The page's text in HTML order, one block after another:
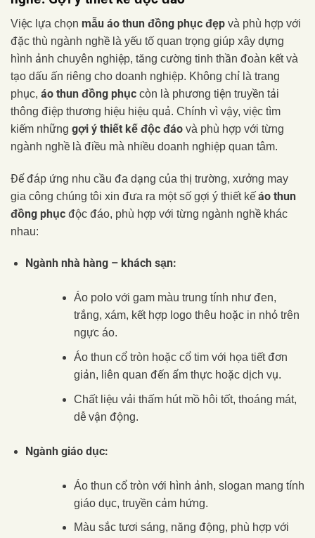
Việc lựa chọn mẫu áo thun đồng phục đẹp và phù hợp với
đặc thù ngành nghề là yếu tố quan trọng giúp xây dựng
hình ảnh chuyên nghiệp, tăng cường tinh thần đoàn kết và
tạo dấu ấn riêng cho doanh nghiệp. Không chỉ là trang
phục, áo thun đồng phục còn là phương tiện truyền tải
thông điệp thương hiệu hiệu quả. Chính vì vậy, việc tìm
kiếm những gợi ý thiết kế độc đáo và phù hợp với từng
ngành nghề là điều mà nhiều doanh nghiệp quan tâm.
Để đáp ứng nhu cầu đa dạng của thị trường, xưởng may
gia công chúng tôi xin đưa ra một số gợi ý thiết kếáo thun
đồng phục độc đáo, phù hợp với từng ngành nghề khác
nhau:
Ngành nhà hàng – khách sạn:
Áo polo với gam màu trung tính như đen,
trắng, xám, kết hợp logo thêu hoặc in nhỏ trên
ngực áo.
Áo thun cổ tròn hoặc cổ tim với họa tiết đơn
giản, liên quan đến ẩm thực hoặc dịch vụ.
Chất liệu vải thấm hút mồ hôi tốt, thoáng mát,
dễ vận động.
Ngành giáo dục:
Áo thun cổ tròn với hình ảnh, slogan mang tính
giáo dục, truyền cảm hứng.
Màu sắc tươi sáng, năng động, phù hợp với